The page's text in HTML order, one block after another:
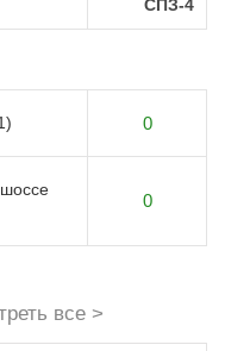
СПЗ-4
0
0
все >